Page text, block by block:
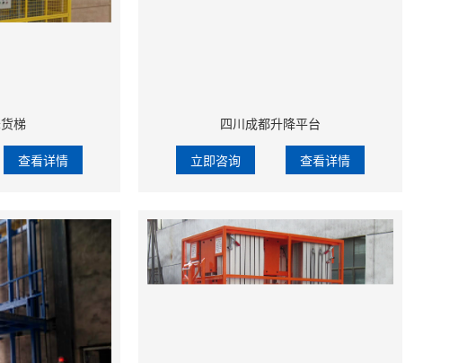
梯
查看详情
四川成都升降平台
立即咨询 查看详情